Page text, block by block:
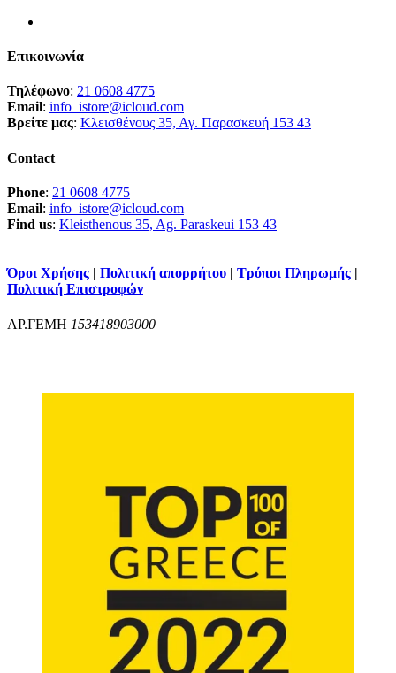
Επικοινωνία
Τηλέφωνο: 21 0608 4775
Email: info_istore@icloud.com
Βρείτε μας: Κλεισθένους 35, Αγ. Παρασκευή 153 43
Contact
Phone: 21 0608 4775
Email: info_istore@icloud.com
Find us: Kleisthenous 35, Ag. Paraskeui 153 43
Όροι Χρήσης | Πολιτική απορρήτου | Τρόποι Πληρωμής |
Πολιτική Επιστροφών
ΑΡ.ΓΕΜΗ 153418903000